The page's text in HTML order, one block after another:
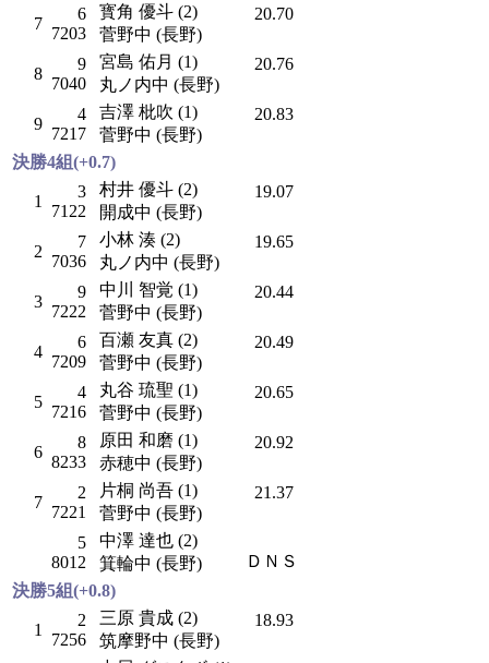
7
6
7203
寳角 優斗 (2)
菅野中 (長野)
20.70
8
9
7040
宮島 佑月 (1)
丸ノ内中 (長野)
20.76
9
4
7217
吉澤 枇吹 (1)
菅野中 (長野)
20.83
決勝4組(+0.7)
1
3
7122
村井 優斗 (2)
開成中 (長野)
19.07
2
7
7036
小林 湊 (2)
丸ノ内中 (長野)
19.65
3
9
7222
中川 智覚 (1)
菅野中 (長野)
20.44
4
6
7209
百瀬 友真 (2)
菅野中 (長野)
20.49
5
4
7216
丸谷 琉聖 (1)
菅野中 (長野)
20.65
6
8
8233
原田 和磨 (1)
赤穂中 (長野)
20.92
7
2
7221
片桐 尚吾 (1)
菅野中 (長野)
21.37
5
8012
中澤 達也 (2)
箕輪中 (長野)
ＤＮＳ
決勝5組(+0.8)
1
2
7256
三原 貴成 (2)
筑摩野中 (長野)
18.93